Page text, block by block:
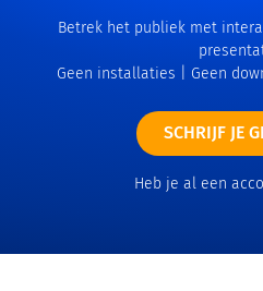
Betrek het publiek met
Geen installaties | Geen
SCHRIJF JE
Heb je al een